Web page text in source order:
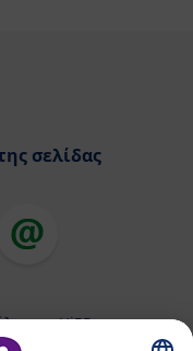
σελίδας
HiPP